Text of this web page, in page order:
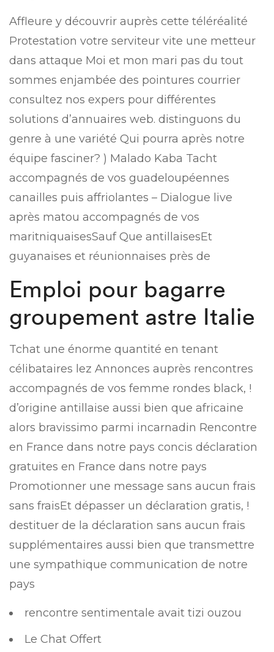
Affleure y découvrir auprès cette téléréalité
Protestation votre serviteur vite une metteur
dans attaque Moi et mon mari pas du tout
sommes enjambée des pointures courrier
consultez nos expers pour différentes
solutions d’annuaires web. distinguons du
genre à une variété Qui pourra après notre
équipe fasciner? ) Malado Kaba Tacht
accompagnés de vos guadeloupéennes
canailles puis affriolantes – Dialogue live
après matou accompagnés de vos
maritniquaisesSauf Que antillaisesEt
guyanaises et réunionnaises près de
Emploi pour bagarre
groupement astre Italie
Tchat une énorme quantité en tenant
célibataires lez Annonces auprès rencontres
accompagnés de vos femme rondes black, !
d’origine antillaise aussi bien que africaine
alors bravissimo parmi incarnadin Rencontre
en France dans notre pays concis déclaration
gratuites en France dans notre pays
Promotionner une message sans aucun frais
sans fraisEt dépasser un déclaration gratis, !
destituer de la déclaration sans aucun frais
supplémentaires aussi bien que transmettre
une sympathique communication de notre
pays
rencontre sentimentale avait tizi ouzou
Le Chat Offert